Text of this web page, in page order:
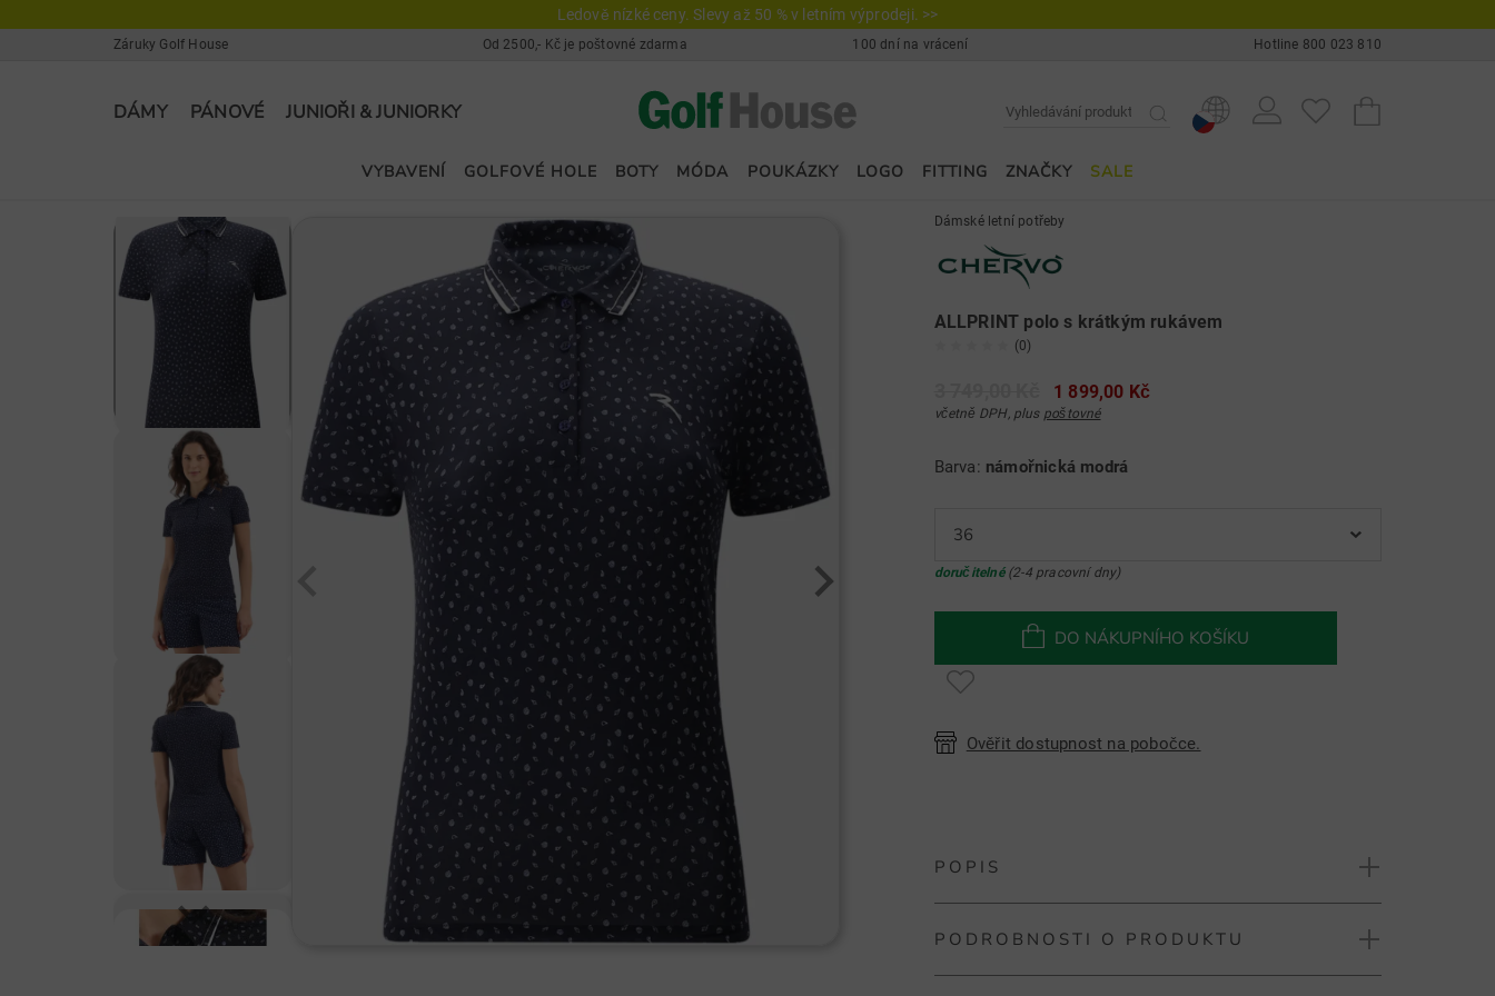
Ledově nízké ceny. Slevy až 50 % v letním výprodeji. >>
Záruky Golf House Od 2500,- Kč je poštovné zdarma 100 dní na vrácení Hotline 800 023 810
DÁMY PÁNOVÉ JUNIOŘI & JUNIORKY
VYBAVENÍ GOLFOVÉ HOLE BOTY MÓDA POUKÁZKY LOGO FITTING ZNAČKY SALE
Dámské letní potřeby
ALLPRINT polo s krátkým rukávem
(0)
1 899,00 Kč
včetně DPH, plus poštovné
Barva: námořnická modrá
36
doručitelné(2-4 pracovní dny)
DO NÁKUPNÍHO KOŠÍKU
Ověřit dostupnost na pobočce.
POPIS
Chervo ALLPRINT polo s krátkým rukávem
PODROBNOSTI O PRODUKTU